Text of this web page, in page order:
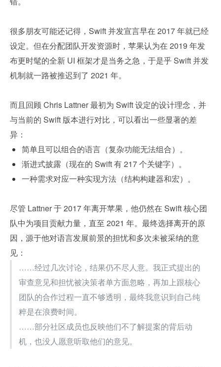
很多朋友可能还记得，Swift 并发宣言早在 2017 年就已经
设定。但在分配团队开发资源时，苹果认为在 2019 年发
布更时髦的全新 UI 框架才是当务之急，于是乎 Swift 并发
机制就一路被推迟到了 2021 年。
而且回顾 Chris Lattner 最初为 Swift 设定的设计理念，并
与当前的 Swift 版本进行对比，可以看出一些显著的差
异：
简单且可以组合的语言（复杂功能无法组合）。
渐进式披露（现在的 Swift 有 217 个关键字）。
一种需求对应一种实现方法（结构构建器和宏）。
尽管 Lattner 于 2017 年离开苹果，他仍然在 Swift 核心团
队中为项目贡献力量，直至 2021 年。最终选择离开的原
因，源于他对语言发展前景的担忧和多次未被采纳的意
见：
……经过几次讨论，结果仍不尽人意。我正式提出的
审查意见和担忧被决策者单方面忽略，再加上跟核心
团队的合作过程一直不够透明，最终我意识到自己纯
粹是在浪费时间。
……部分社区成员也反映他们不了解提案的背后动
机，也没人愿意听取他们的意见。